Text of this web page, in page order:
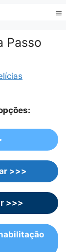
Passo
>>>
>>>